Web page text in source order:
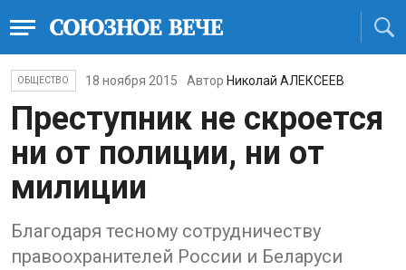
ОБЩЕСТВО 18 ноября 2015 Автор Николай АЛЕКСЕЕВ
Преступник не скроется
ни от полиции, ни от
милиции
Благодаря тесному сотрудничеству
правоохранителей России и Беларуси